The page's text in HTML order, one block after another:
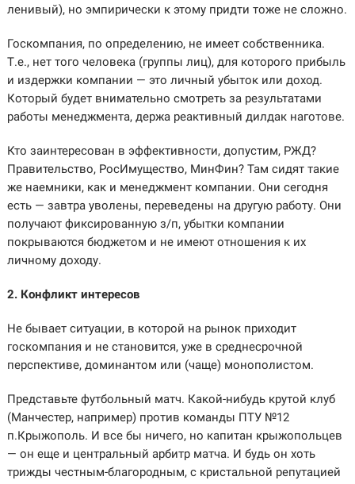
ленивый), но эмпирически к этому придти тоже не сложно.
Госкомпания, по определению, не имеет собственника.
Т.е., нет того человека (группы лиц), для которого прибыль
и издержки компании — это личный убыток или доход.
Который будет внимательно смотреть за результатами
работы менеджмента, держа реактивный дилдак наготове.
Кто заинтересован в эффективности, допустим, РЖД?
Правительство, РосИмущество, МинФин? Там сидят такие
же наемники, как и менеджмент компании. Они сегодня
есть — завтра уволены, переведены на другую работу. Они
получают фиксированную з/п, убытки компании
покрываются бюджетом и не имеют отношения к их
личному доходу.
2. Конфликт интересов
Не бывает ситуации, в которой на рынок приходит
госкомпания и не становится, уже в среднесрочной
перспективе, доминантом или (чаще) монополистом.
Представьте футбольный матч. Какой-нибудь крутой клуб
(Манчестер, например) против команды ПТУ №12
п.Крыжополь. И все бы ничего, но капитан крыжопольцев
— он еще и центральный арбитр матча. И будь он хоть
трижды честным-благородным, с кристальной репутацией